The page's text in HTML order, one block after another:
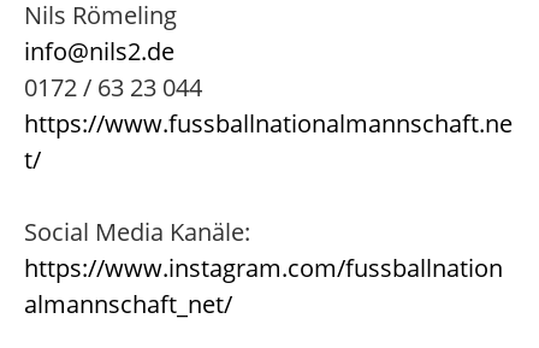
Nils Römeling
info@nils2.de
0172 / 63 23 044
https://www.fussballnationalmannschaft.ne
t/
Social Media Kanäle:
https://www.instagram.com/fussballnation
almannschaft_net/